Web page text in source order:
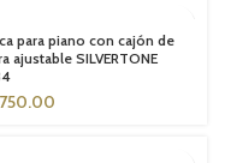
para piano con cajón de
ajustable SILVERTONE